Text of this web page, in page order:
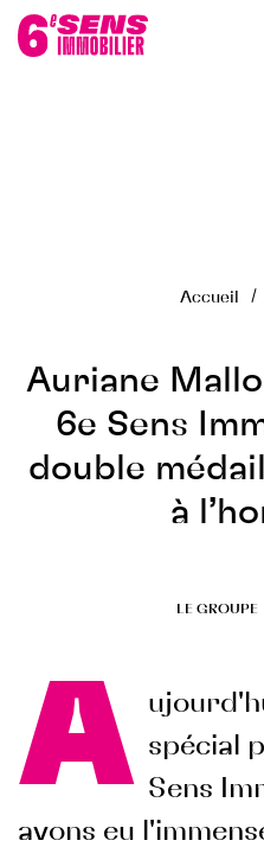
NOS PROGRAMMES
Tertiaire
Résidentiel
Programmes livrés
Actions engagées
FONDS DE DOTATION
Accueil
Auriane
6e Sens
double
à
LE GROUPE
A spécial
Sens
avons eu